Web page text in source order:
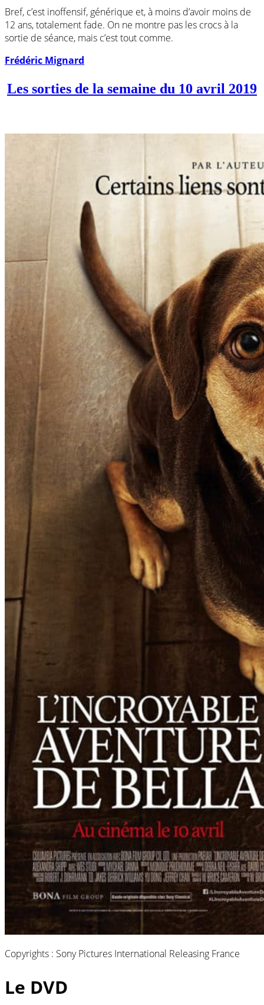
Bref, c’est inoffensif, générique et, à moins d’avoir moins de
12 ans, totalement fade. On ne montre pas les crocs à la
sortie de séance, mais c’est tout comme.
Frédéric Mignard
Les sorties de la semaine du 10 avril 2019
Copyrights : Sony Pictures International Releasing France
Le DVD